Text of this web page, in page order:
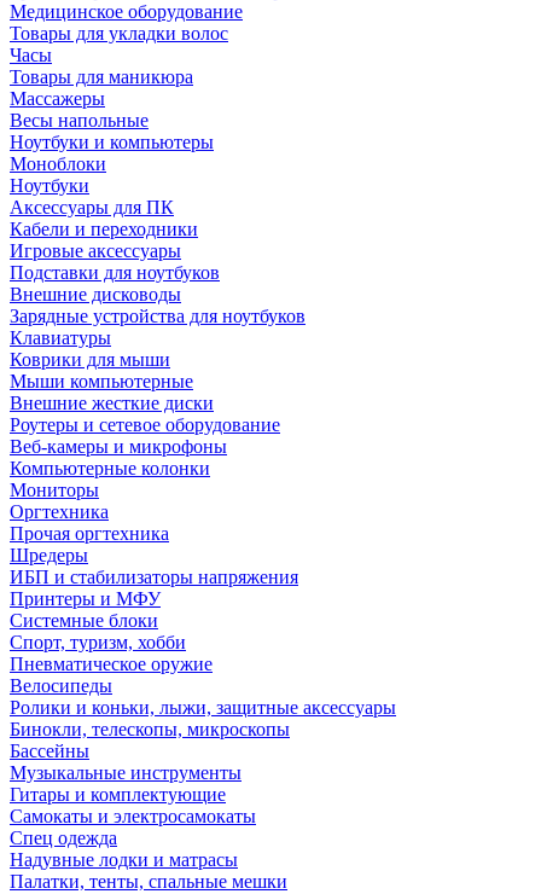
Медицинское оборудование
Товары для укладки волос
Часы
Товары для маникюра
Массажеры
Весы напольные
Ноутбуки и компьютеры
Моноблоки
Ноутбуки
Аксессуары для ПК
Кабели и переходники
Игровые аксессуары
Подставки для ноутбуков
Внешние дисководы
Зарядные устройства для ноутбуков
Клавиатуры
Коврики для мыши
Мыши компьютерные
Внешние жесткие диски
Роутеры и сетевое оборудование
Веб-камеры и микрофоны
Компьютерные колонки
Мониторы
Оргтехника
Прочая оргтехника
Шредеры
ИБП и стабилизаторы напряжения
Принтеры и МФУ
Системные блоки
Спорт, туризм, хобби
Пневматическое оружие
Велосипеды
Ролики и коньки, лыжи, защитные аксессуары
Бинокли, телескопы, микроскопы
Бассейны
Музыкальные инструменты
Гитары и комплектующие
Самокаты и электросамокаты
Спец одежда
Надувные лодки и матрасы
Палатки, тенты, спальные мешки